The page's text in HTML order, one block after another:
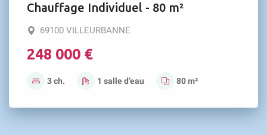
Chauffage Individuel - 80 m²
69100 VILLEURBANNE
248 000 €
3 ch. 1 salle d’eau 80 m²